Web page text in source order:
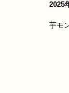
2025
芋モ